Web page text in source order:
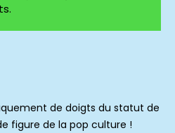
de doigts du statut de
figure de la pop culture !